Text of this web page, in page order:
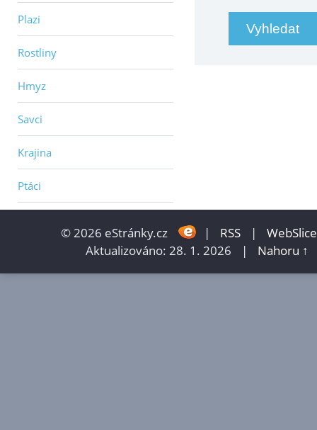
Plazi
Rostliny
Hmyz
Savci
Krajina
Ptáci
© 2026 eStránky.cz | RSS |
WebSlice
Aktualizováno: 28. 1. 2026
| Nahoru ↑